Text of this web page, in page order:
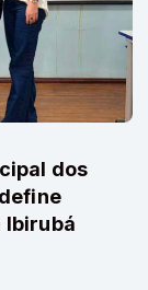
dos
Ibirubá